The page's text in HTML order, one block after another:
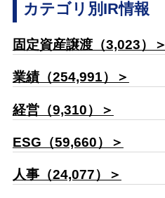
カテゴリ別IR情報
固定資産譲渡（3,023）＞
業績（254,991）＞
経営（9,310）＞
ESG（59,660）＞
人事（24,077）＞